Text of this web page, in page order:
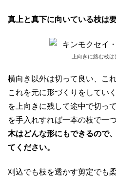
真上と真下に向いている枝は
上向きに絡む枝
横向き以外は切って良い、こ
これを元に形づくりをしてい
を上向きに残して途中で切っ
を手入れすれば一本の枝で一
木はどんな形にもできるので
てください。
刈込でも枝を透かす剪定でも